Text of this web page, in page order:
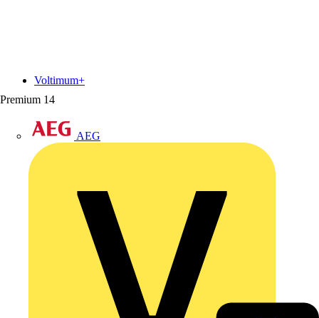
Premium 14
AEG
Voltimum+